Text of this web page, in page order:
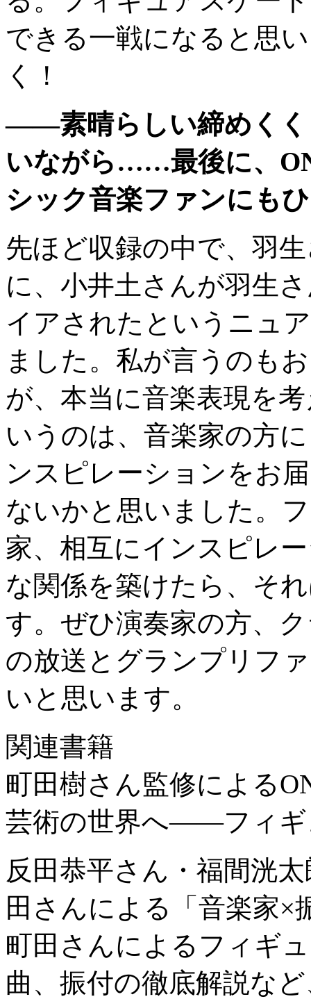
できる一戦になると思
く！
――素晴らしい締めく
いながら……最後に、
シック音楽ファンにも
先ほど収録の中で、羽
に、小井土さんが羽生
イアされたというニュ
ました。私が言うのも
が、本当に音楽表現を
いうのは、音楽家の方
ンスピレーションをお
ないかと思いました。
家、相互にインスピレ
な関係を築けたら、そ
す。ぜひ演奏家の方、
の放送とグランプリフ
いと思います。
関連書籍
町田樹さん監修による
芸術の世界へ――フィギ
反田恭平さん・福間洸
田さんによる「音楽家×
町田さんによるフィギ
曲、振付の徹底解説な